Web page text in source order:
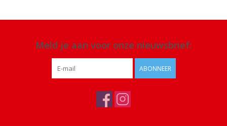
Meld je aan voor onze nieuwsbrief:
ABONNEER